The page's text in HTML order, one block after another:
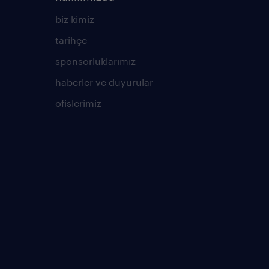
biz kimiz
tarihçe
sponsorluklarımız
haberler ve duyurular
ofislerimiz